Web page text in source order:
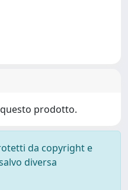
prodotto.
da copyright e
diversa